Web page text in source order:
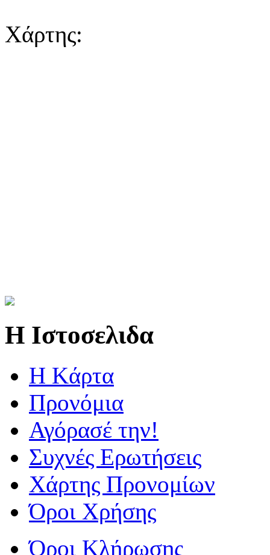
Χάρτης:
Η Ιστοσελιδα
Η Kάρτα
Προνόμια
Αγόρασέ την!
Συχνές Ερωτήσεις
Χάρτης Προνομίων
Όροι Χρήσης
Όροι Κλήρωσης